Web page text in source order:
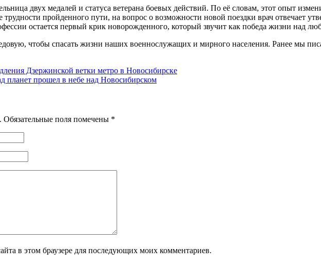
двух медалей и статуса ветерана боевых действий. По её словам, этот опыт
пройденного пути, на вопрос о возможности новой поездки врач отвечает
остается первый крик новорожденного, который звучит как победа жизни над
чтобы спасать жизни наших военнослужащих и мирного населения. Ранее мы
Дзержинской ветки метро в Новосибирске
планет прошел в небе над Новосибирском
Обязательные поля помечены *
в этом браузере для последующих моих комментариев.